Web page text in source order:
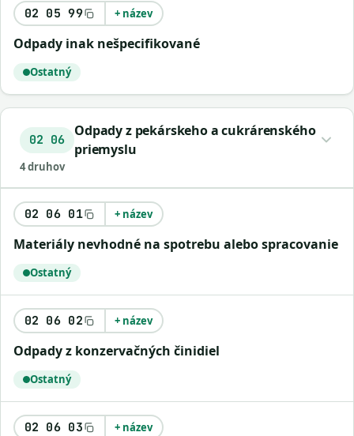
02 05 99 + název
odpady inak nešpecifikované
Ostatný
02 06
Odpady z pekárskeho a cukrárenského
priemyslu
4 druhov
02 06 01 + název
materiály nevhodné na spotrebu alebo spracovanie
Ostatný
02 06 02 + název
odpady z konzervačných činidiel
Ostatný
02 06 03 + název